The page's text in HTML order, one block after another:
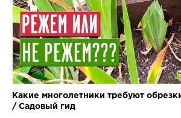
Какие многолетники требуют
/ Садовый гид